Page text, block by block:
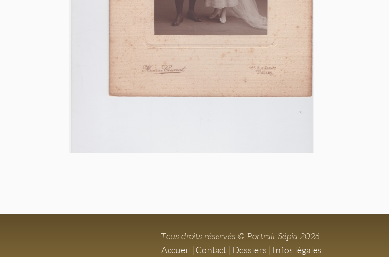
Tous droits réservés © Portrait Sépia 2026
Accueil |Contact Dossiers Infos légales